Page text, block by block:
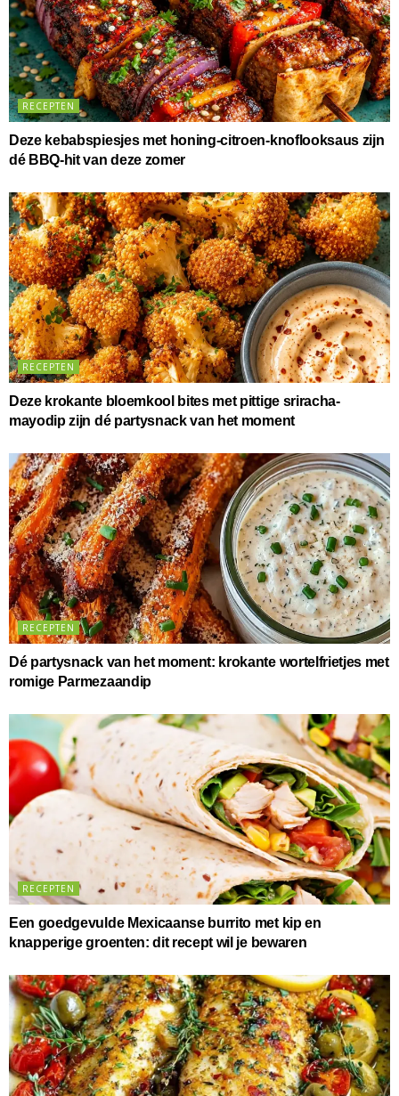
RECEPTEN
Deze kebabspiesjes met honing-citroen-knoflooksaus zijn
dé BBQ-hit van deze zomer
RECEPTEN
Deze krokante bloemkool bites met pittige sriracha-
mayodip zijn dé partysnack van het moment
RECEPTEN
Dé partysnack van het moment: krokante wortelfrietjes met
romige Parmezaandip
RECEPTEN
Een goedgevulde Mexicaanse burrito met kip en
knapperige groenten: dit recept wil je bewaren